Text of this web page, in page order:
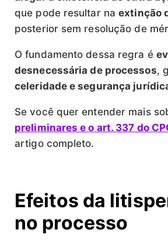
que pode resultar naextinção
posterior sem resolução de
O fundamento dessa regra é
desnecessária de processos,
celeridade e segurança
Se você quer entender mais
preliminares e o art. 337 do
artigo completo.
Efeitos da
no processo